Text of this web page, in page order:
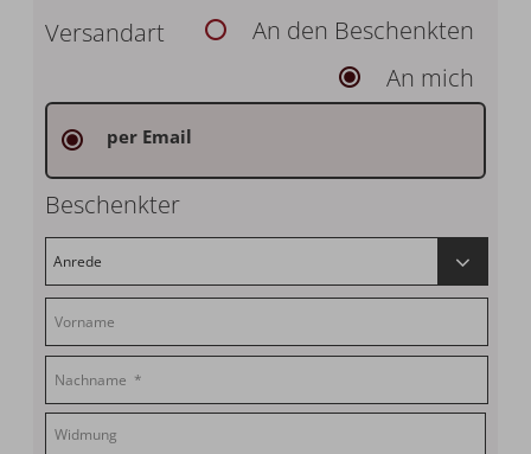
Versandart
An den Beschenkten
An mich
per Email
Beschenkter